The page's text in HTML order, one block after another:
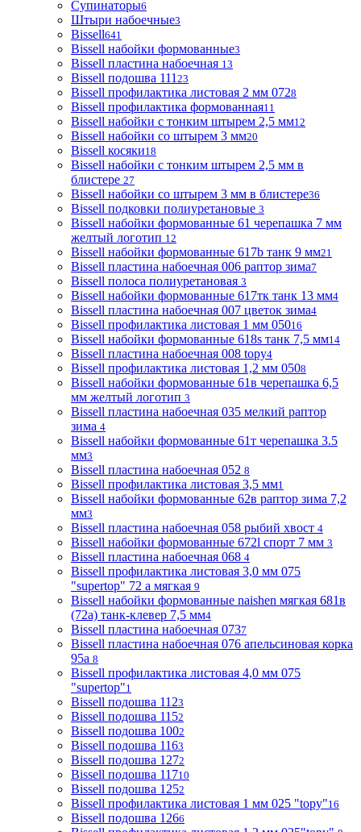
Супинаторы6
Штыри набоечные3
Bissell641
Bissell набойки формованные3
Bissell пластина набоечная 13
Bissell подошва 111 23
Bissell профилактика листовая 2 мм 0728
Bissell профилактика формованная11
Bissell набойки с тонким штырем 2,5 мм12
Bissell набойки со штырем 3 мм20
Bissell косяки18
Bissell набойки с тонким штырем 2,5 мм в
блистере 27
Bissell набойки со штырем 3 мм в блистере36
Bissell подковки полиуретановые 3
Bissell набойки формованные 61 черепашка 7 мм
желтый логотип 12
Bissell набойки формованные 617b танк 9 мм21
Bissell пластина набоечная 006 раптор зима7
Bissell полоса полиуретановая 3
Bissell набойки формованные 617тк танк 13 мм4
Bissell пластина набоечная 007 цветок зима4
Bissell профилактика листовая 1 мм 05016
Bissell набойки формованные 618s танк 7,5 мм14
Bissell пластина набоечная 008 topy4
Bissell профилактика листовая 1,2 мм 0508
Bissell набойки формованные 61в черепашка 6,5
мм желтый логотип 3
Bissell пластина набоечная 035 мелкий раптор
зима 4
Bissell набойки формованные 61т черепашка 3.5
мм3
Bissell пластина набоечная 052 8
Bissell профилактика листовая 3,5 мм1
Bissell набойки формованные 62в раптор зима 7,2
мм3
Bissell пластина набоечная 058 рыбий хвост 4
Bissell набойки формованные 672l спорт 7 мм 3
Bissell пластина набоечная 068 4
Bissell профилактика листовая 3,0 мм 075
"supertop" 72 а мягкая 9
Bissell набойки формованные naishen мягкая 681в
(72a) танк-клевер 7,5 мм4
Bissell пластина набоечная 0737
Bissell пластина набоечная 076 апельсиновая корка
95а 8
Bissell профилактика листовая 4,0 мм 075
"supertop"1
Bissell подошва 1123
Bissell подошва 1152
Bissell подошва 1002
Bissell подошва 1163
Bissell подошва 1272
Bissell подошва 11710
Bissell подошва 1252
Bissell профилактика листовая 1 мм 025 "topy"16
Bissell подошва 1266